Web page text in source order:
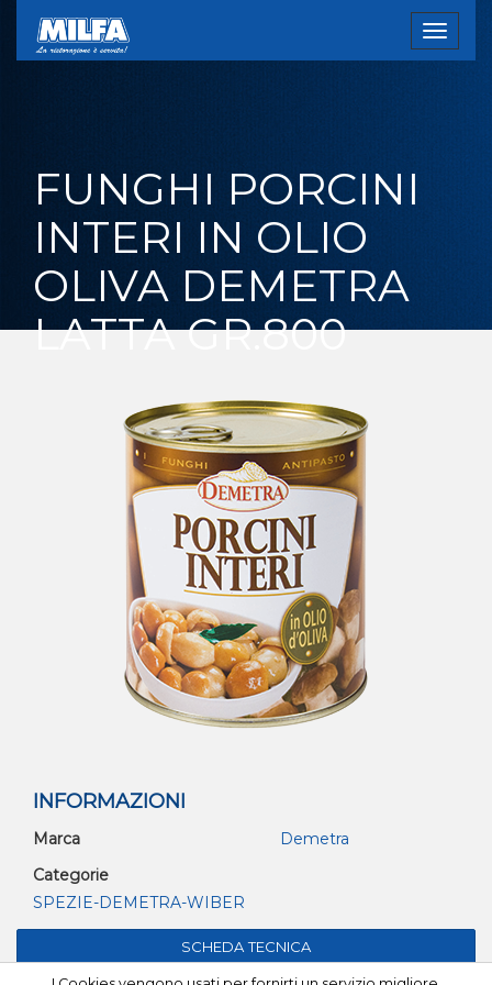
Toggle
FUNGHI PORCINI
INTERI IN OLIO
OLIVA DEMETRA
LATTA GR.800
INFORMAZIONI
Marca
Demetra
Categorie
SPEZIE-DEMETRA-WIBER